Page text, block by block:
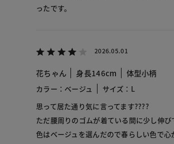
ったです。
2026.05.01
花ちゃん 身長146cm 体型小柄
カラー：ベージュ
サイズ：L
思って居た通り気に言ってます????
ただ腰周りのゴムが着ている間に少し伸び
色はベージュを選んだので春らしい色で